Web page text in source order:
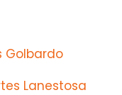
Golbardo
Lanestosa